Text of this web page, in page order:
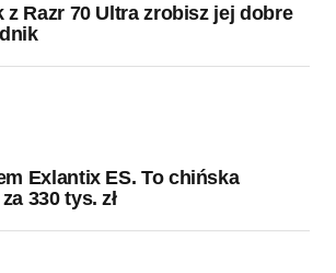
z Razr 70 Ultra zrobisz jej dobre
Exlantix ES. To chińska
330 tys. zł